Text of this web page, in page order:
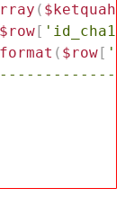
(
$row[ 'id_cha1'
( $row[